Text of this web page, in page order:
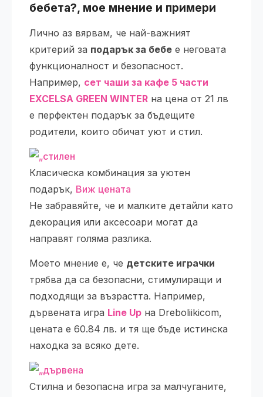
бебета?, мое мнение и примери
Лично аз вярвам, че най-важният
критерий за подарък за бебе е неговата
функционалност и безопасност.
Например, сет чаши за кафе 5 части
EXCELSA GREEN WINTER на цена от 21 лв
е перфектен подарък за бъдещите
родители, които обичат уют и стил.
Класическа комбинация за уютен
подарък, Виж цената
Не забравяйте, че и малките детайли като
декорация или аксесоари могат да
направят голяма разлика.
Моето мнение е, че детските играчки
трябва да са безопасни, стимулиращи и
подходящи за възрастта. Например,
дървената игра Line Up на Dreboliikicom,
цената е 60.84 лв. и тя ще бъде истинска
находка за всяко дете.
Стилна и безопасна игра за малчуганите,